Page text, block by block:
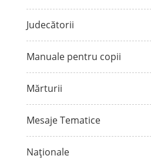
Judecătorii
Manuale pentru copii
Mărturii
Mesaje Tematice
Naționale